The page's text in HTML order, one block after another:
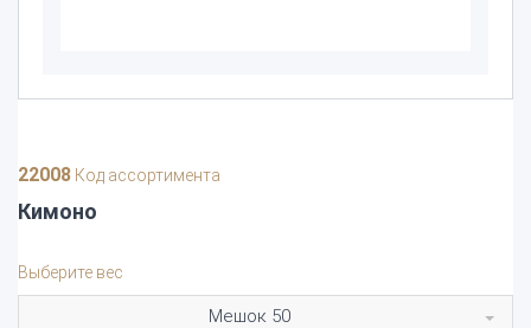
22008 Код ассортимента
Кимоно
Выберите вес
Мешок 50